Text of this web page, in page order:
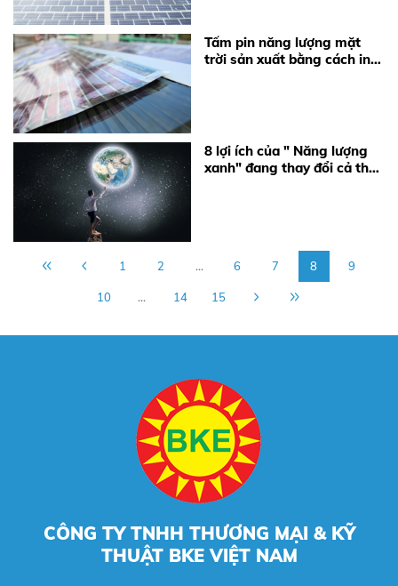
Tấm pin năng lượng mặt
trời sản xuất bằng cách in
8 lợi ích của " Năng lượng
xanh" đang thay đổi cả thế
1 2 ... 6 7 8 9
10 ... 14 15
CÔNG TY TNHH THƯƠNG MẠI & KỸ
THUẬT BKE VIỆT NAM